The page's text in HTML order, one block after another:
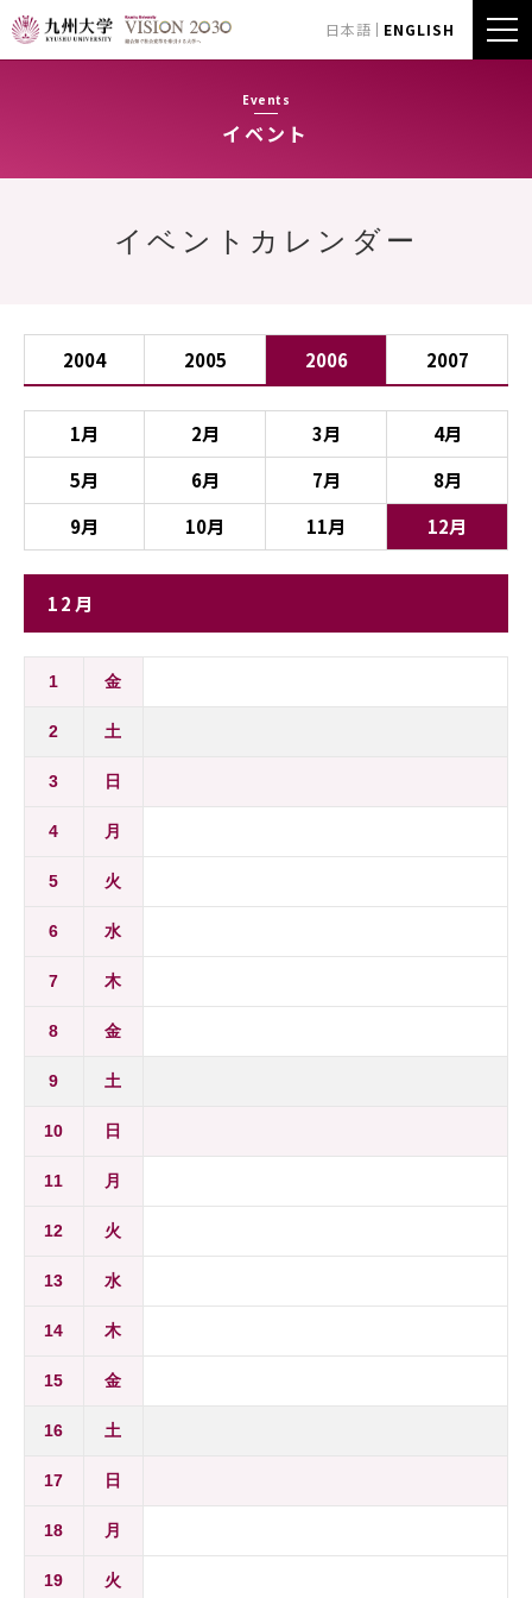
日本語 ENGLISH
Events
イベント
イベントカレンダー
2004 2005 2006 2007
1月 2月 3月
4月
5月
6月 7月
8月
9月
10月 11月 12月
12月
1 金
2 土
3 日
4 月
5 火
6 水
7 木
8 金
9 土
10 日
11 月
12 火
13 水
14 木
15 金
16 土
17 日
18 月
19 火